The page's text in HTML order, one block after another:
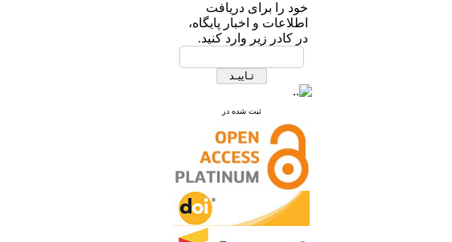
خود را برای دریافت
اطلاعات و اخبار پایگاه،
در کادر زیر وارد کنید.
ثبت شده در